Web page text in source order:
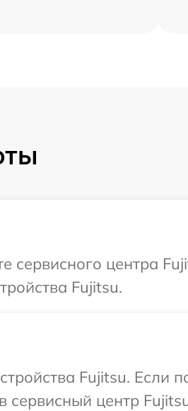
сервисного центра
Fujitsu.
Fujitsu. Если
сервисный центр